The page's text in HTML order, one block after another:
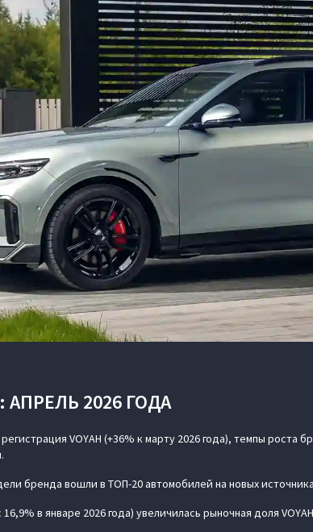
АПРЕЛЬ 2026 ГОДА
регистрация VOYAH (+36% к марту 2026 года), темпы
бренда вошли в ТОП-20 автомобилей на новых
в январе 2026 года) увеличилась рыночная доля